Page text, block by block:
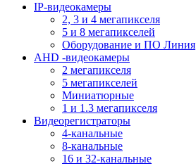
IP-видеокамеры
2, 3 и 4 мегапикселя
5 и 8 мегапикселей
Оборудование и ПО Линия
AHD -видеокамеры
2 мегапикселя
5 мегапикселей
Миниатюрные
1 и 1.3 мегапикселя
Видеорегистраторы
4-канальные
8-канальные
16 и 32-канальные